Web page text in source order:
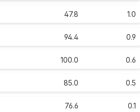
47.8 1.0
94.4 0.9
100.0 0.6
85.0 0.5
76.6 0.1